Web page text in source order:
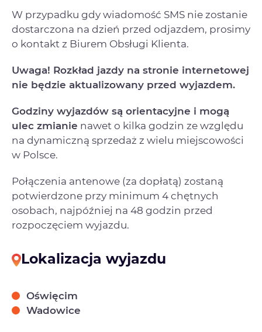
W przypadku gdy wiadomość SMS nie zostanie
dostarczona na dzień przed odjazdem, prosimy
o kontakt z Biurem Obsługi Klienta.
Uwaga! Rozkład jazdy na stronie internetowej
nie będzie aktualizowany przed wyjazdem.
Godziny wyjazdów są orientacyjne i mogą
ulec zmianie nawet o kilka godzin ze względu
na dynamiczną sprzedaż z wielu miejscowości
w Polsce.
Połączenia antenowe (za dopłatą) zostaną
potwierdzone przy minimum 4 chętnych
osobach, najpóźniej na 48 godzin przed
rozpoczęciem wyjazdu.
Lokalizacja wyjazdu
Oświęcim
Wadowice